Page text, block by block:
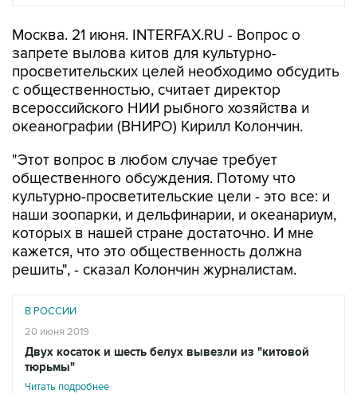
Москва. 21 июня. INTERFAX.RU - Вопрос о
запрете вылова китов для культурно-
просветительских целей необходимо обсудить
с общественностью, считает директор
всероссийского НИИ рыбного хозяйства и
океанографии (ВНИРО) Кирилл Колончин.
"Этот вопрос в любом случае требует
общественного обсуждения. Потому что
культурно-просветительские цели - это все: и
наши зоопарки, и дельфинарии, и океанариум,
которых в нашей стране достаточно. И мне
кажется, что это общественность должна
решить", - сказал Колончин журналистам.
В РОССИИ
20 июня 2019
Двух косаток и шесть белух вывезли из "китовой
тюрьмы"
Читать подробнее